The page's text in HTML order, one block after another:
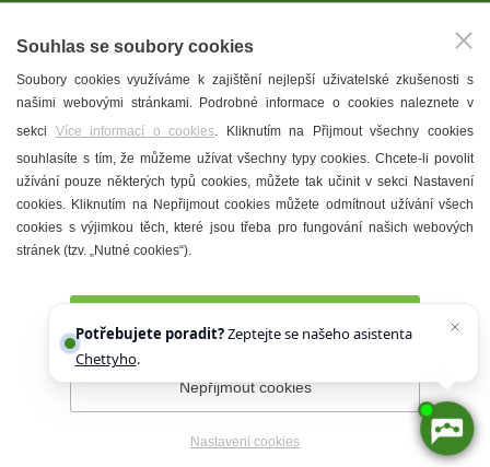
T. G. Masaryk
Mandloně
Ubytování
Restaurace
Městské muzeum a galerie
Denní meníčka
Prohlášení o přístupnosti Správce webu
2026 © Město
Souhlas se soubory cookies
Soubory cookies využíváme k zajištění nejlepší uživatelské zkušenosti s
našimi webovými stránkami. Podrobné informace o cookies naleznete v
sekci Více informací o cookies. Kliknutím na Přijmout všechny cookies
souhlasíte s tím, že můžeme užívat všechny typy cookies. Chcete-li povolit
užívání pouze některých typů cookies, můžete tak učinit v sekci Nastavení
cookies. Kliknutím na Nepřijmout cookies můžete odmítnout užívání všech
cookies s výjimkou těch, které jsou třeba pro fungování našich webových
stránek (tzv. „Nutné cookies“).
Nepřijmout cookies
Nastavení cookies
Potřebujete poradit?Zeptejte se našeho asistenta
Chettyho.